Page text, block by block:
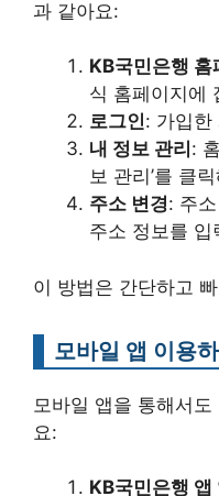
과 같아요:
KB국민은행 홈
식 홈페이지에
로그인: 가입한
내 정보 관리 :
보 관리’를 클
주소 변경: 주
주소 정보를 입
이 방법은 간단하고
모바일 앱 이용
모바일 앱을 통해서
요:
KB국민은행 앱